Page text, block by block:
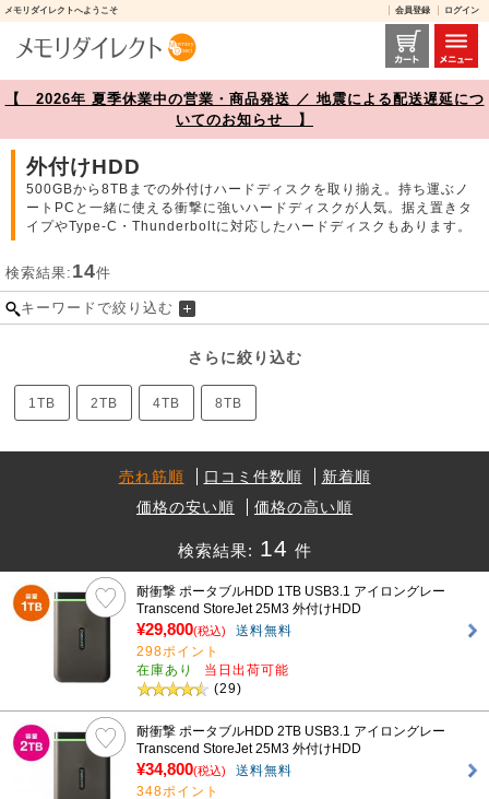
メモリダイレクトへようこそ 会員登録 ログイン
外付けHDD 商品一覧【メモリダイレクト】
【 2026年 夏季休業中の営業・商品発送 ／ 地震による配送遅延につ
いてのお知らせ 】
外付けHDD
500GBから8TBまでの外付けハードディスクを取り揃え。持ち運ぶノ
ートPCと一緒に使える衝撃に強いハードディスクが人気。据え置きタ
イプやType-C・Thunderboltに対応したハードディスクもあります。
検索結果: 14件
キーワードで絞り込む
さらに絞り込む
1TB 2TB 4TB 8TB
売れ筋順 口コミ件数順
新着順
価格の安い順
価格の高い順
検索結果: 14 件
耐衝撃 ポータブルHDD 1TB USB3.1 アイロングレー
Transcend StoreJet 25M3 外付けHDD
¥29,800(税込)
送料無料
298ポイント
在庫あり
当日出荷可能
(29)
耐衝撃 ポータブルHDD 2TB USB3.1 アイロングレー
Transcend StoreJet 25M3 外付けHDD
¥34,800(税込)
送料無料
348ポイント